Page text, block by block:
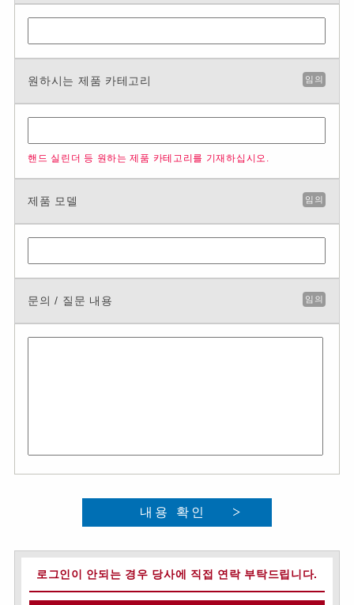
원하시는 제품 카테고리 임의
핸드 실린더 등 원하는 제품 카테고리를 기재하십시오.
제품 모델 임의
문의 / 질문 내용 임의
내용 확인
로그인이 안되는 경우 당사에 직접 연락 부탁드립니다.